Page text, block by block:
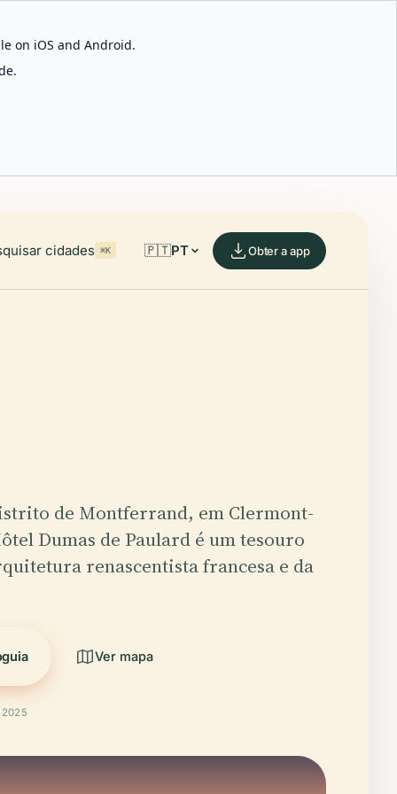
on iOS and Android.
cidades ⌘K 🇵🇹PT Obter a app
de Montferrand, em Clermont-
Dumas de Paulard é um tesouro
renascentista francesa e da
Ver mapa